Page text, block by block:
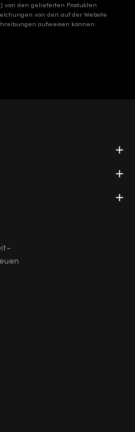
von den gelieferten Produkten
von den auf der Website
aufweisen können.